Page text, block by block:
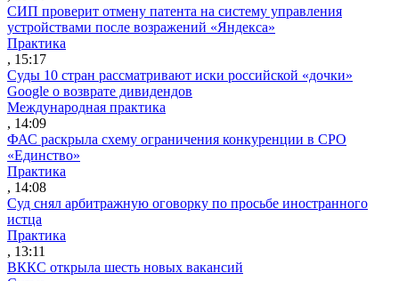
СИП проверит отмену патента на систему управления
устройствами после возражений «Яндекса»
Практика
, 15:17
Суды 10 стран рассматривают иски российской «дочки»
Google о возврате дивидендов
Международная практика
, 14:09
ФАС раскрыла схему ограничения конкуренции в СРО
«Единство»
Практика
, 14:08
Суд снял арбитражную оговорку по просьбе иностранного
истца
Практика
, 13:11
ВККС открыла шесть новых вакансий